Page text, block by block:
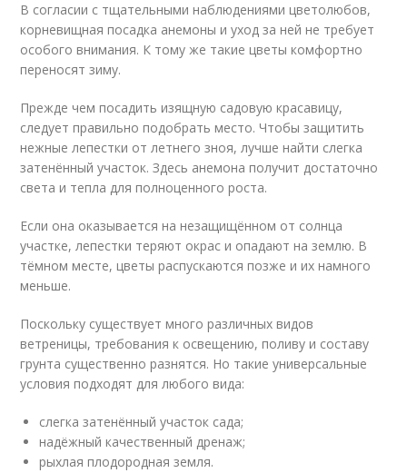
В согласии с тщательными наблюдениями цветолюбов,
корневищная посадка анемоны и уход за ней не требует
особого внимания. К тому же такие цветы комфортно
переносят зиму.
Прежде чем посадить изящную садовую красавицу,
следует правильно подобрать место. Чтобы защитить
нежные лепестки от летнего зноя, лучше найти слегка
затенённый участок. Здесь анемона получит достаточно
света и тепла для полноценного роста.
Если она оказывается на незащищённом от солнца
участке, лепестки теряют окрас и опадают на землю. В
тёмном месте, цветы распускаются позже и их намного
меньше.
Поскольку существует много различных видов
ветреницы, требования к освещению, поливу и составу
грунта существенно разнятся. Но такие универсальные
условия подходят для любого вида:
слегка затенённый участок сада;
надёжный качественный дренаж;
рыхлая плодородная земля.